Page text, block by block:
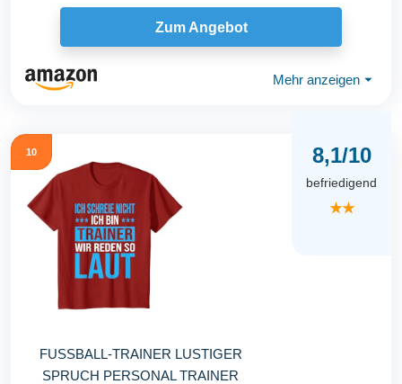
Zum Angebot
Mehr anzeigen ⏷
10
FUSSBALL-TRAINER LUSTIGER
SPRUCH PERSONAL TRAINER
8,1/10
befriedigend
★★